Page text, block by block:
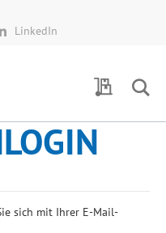
LinkedIn
Meine
sich mit Ihrer E-Mail-